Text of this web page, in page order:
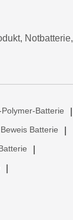
Notbatterie,
Batterie
Batterie